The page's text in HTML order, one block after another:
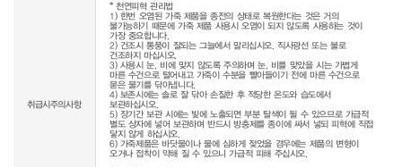
취급시주의사항
* 천연피혁 관리법
1) 한번 오염된 가죽 제품을 종전의 상태로 복원한다는 것은 거의
불가능하기 때문에 가죽 제품 사용시 오염이 되지 않도록 사용하는 것이
가장 중요합니다.
2) 건조시 통풍이 잘되는 그늘에서 말리십시오. 직사광선 또는 불로
건조하지 마십시오.
3) 사용시 눈, 비에 맞지 않도록 주의하며 눈, 비를 맞았을 시는 가볍게
마른 수건으로 털어내고 가죽이 수분을 빨아들이기 전에 마른 수건으로
묻은 물기를 닦아냅니다.
4) 보존시에는 솔로 잘 닦아 손질한 후 적당한 온도와 습도에서
보관하십시오.
5) 장기간 보관 시에는 빛에 노출되면 부분 탈색이 될 수 있으므로 가급적
별도 상자에 넣어 보관하며 반드시 방충제를 종이에 싸서 넣되 피혁에 직접
닿지 않게 하십시오.
6) 가죽제품은 바닷물이나 물에 심하게 젖었을 경우에는 제품의 변형이
오거나 접착이 약해 질 수 있으니 가급적 피해 주십시오.